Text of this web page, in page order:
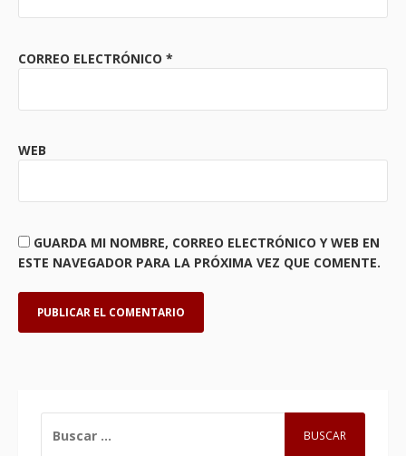
CORREO ELECTRÓNICO *
WEB
GUARDA MI NOMBRE, CORREO ELECTRÓNICO Y WEB EN
ESTE NAVEGADOR PARA LA PRÓXIMA VEZ QUE COMENTE.